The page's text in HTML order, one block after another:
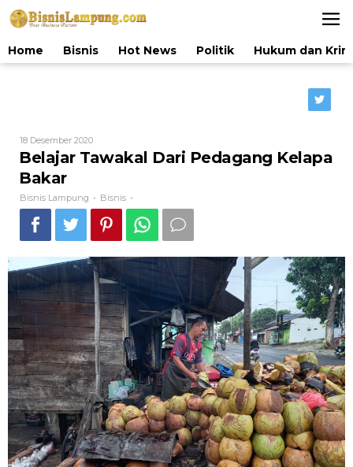
Lewati
ke
Home
Bisnis Hot News Politik Hukum dan
18 Desember 2020Oleh
Lampung
Belajar Tawakal Dari Pedagang Kelapa
Bakar
Bisnis Lampung - Bisnis -